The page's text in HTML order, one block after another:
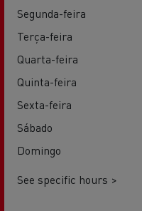
Segunda-feira
Terça-feira
Quarta-feira
Quinta-feira
Sexta-feira
Sábado
Domingo
See specific hours >